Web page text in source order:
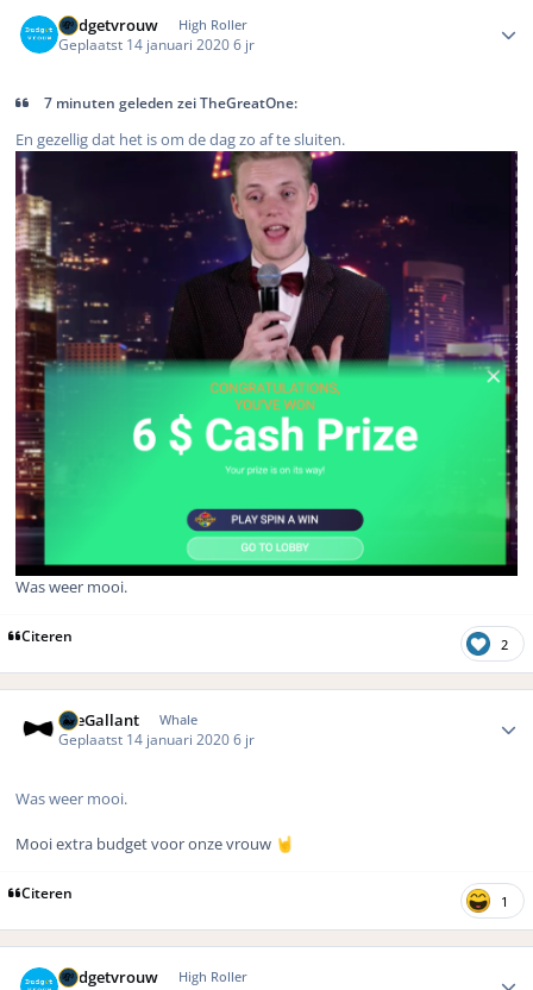
Budgetvrouw High Roller
Geplaatst 14 januari 20206 jr
7 minuten geleden zei TheGreatOne:
En gezellig dat het is om de dag zo af te sluiten.
Was weer mooi.
Citeren 2
TheGallant Whale
Geplaatst 14 januari 20206 jr
Was weer mooi.
Mooi extra budget voor onze vrouw 🤘
Citeren 1
Budgetvrouw High Roller